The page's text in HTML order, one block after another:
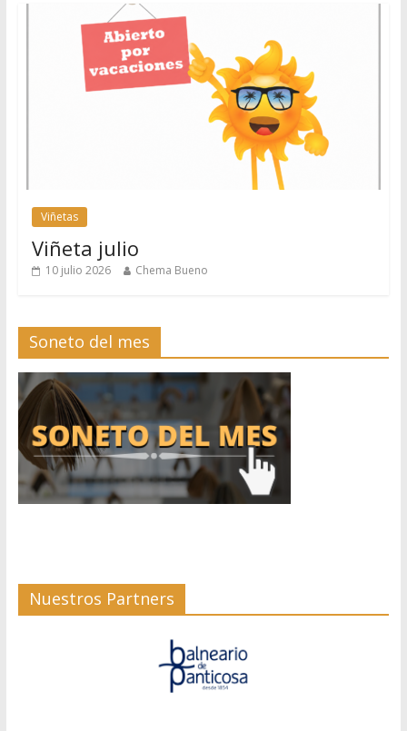
Viñetas
Viñeta julio
10 julio 2026 Chema Bueno
Soneto del mes
Nuestros Partners